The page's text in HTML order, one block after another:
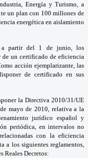
Energía y Turismo, a
un plan con 100 millones de
energética en aislamiento
a partir del 1 de junio, los
de un certificado de eficiencia
acción ejemplarizante, las
de certificado en sus
la Directiva 2010/31/UE
mayo de 2010, relativa a la
jurídico español y
periódica, en intervalos no
con la eficiencia
a los siguientes reglamentos,
Reales Decretos: